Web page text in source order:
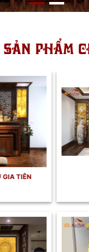
SẢN PHẨM
ĐẸP BÀN